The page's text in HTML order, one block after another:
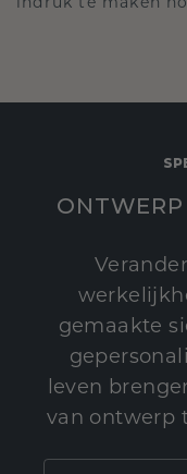
gemaakte
leven
van ontwerp